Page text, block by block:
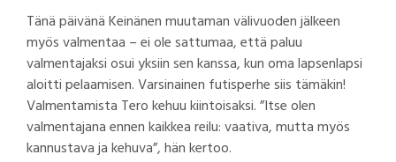
Tänä päivänä Keinänen muutaman välivuoden jälkeen
myös valmentaa – ei ole sattumaa, että paluu
valmentajaksi osui yksiin sen kanssa, kun oma lapsenlapsi
aloitti pelaamisen. Varsinainen futisperhe siis tämäkin!
Valmentamista Tero kehuu kiintoisaksi. ”Itse olen
valmentajana ennen kaikkea reilu: vaativa, mutta myös
kannustava ja kehuva”, hän kertoo.